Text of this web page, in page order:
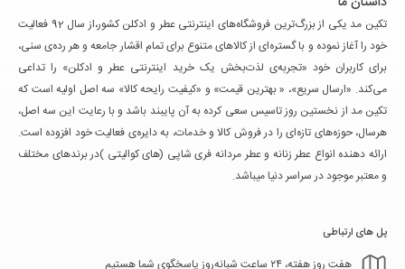
تکین مد یکی از بزرگ‌ترین فروشگاه‌های اینترنتی عطر و ادکلن کشور،از سال 92 فعالیت
خود را آغاز نموده و با گستره‌ای از کالاهای متنوع برای تمام اقشار جامعه و هر رده‌ی سنی،
برای کاربران خود «تجربه‌ی لذت‌بخش یک خرید اینترنتی عطر و ادکلن» را تداعی
می‌کند. «ارسال سریع»، « بهترین قیمت» و «کیفیت رایحه کالا» سه اصل اولیه است که
تکین مد از نخستین روز تاسیس سعی کرده به آن پایبند باشد و با رعایت این سه اصل،
هرسال، حوزه‌های تازه‌ای را در فروش کالا و خدمات، به دایره‌ی فعالیت خود افزوده است.
ارائه دهنده انواع عطر زنانه و عطر مردانه فری شاپی (های کوالیتی )در برندهای مختلف
و معتبر موجود در سراسر دنیا میباشد.
پل های ارتباطی
هفت روز هفته، ۲۴ ساعت شبانه‌روز پاسخگوی شما هستیم